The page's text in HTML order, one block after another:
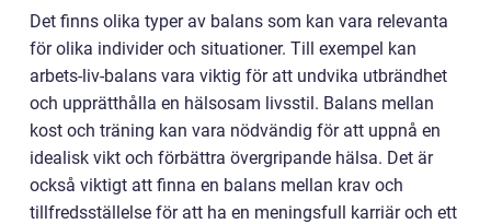
Det finns olika typer av balans som kan vara relevanta
för olika individer och situationer. Till exempel kan
arbets-liv-balans vara viktig för att undvika utbrändhet
och upprätthålla en hälsosam livsstil. Balans mellan
kost och träning kan vara nödvändig för att uppnå en
idealisk vikt och förbättra övergripande hälsa. Det är
också viktigt att finna en balans mellan krav och
tillfredsställelse för att ha en meningsfull karriär och ett